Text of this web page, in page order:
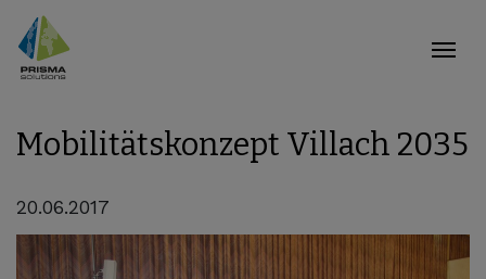
Mobilitätskonzept Villach 2035
20.06.2017